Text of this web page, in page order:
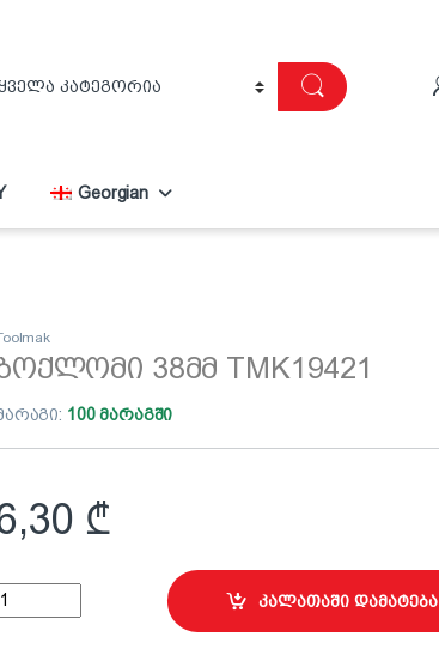
Georgian
38მმ TMK19421
100 მარაგში
₾
ბოქლომი 38მმ TMK19421 quantityკალათაში დამატება